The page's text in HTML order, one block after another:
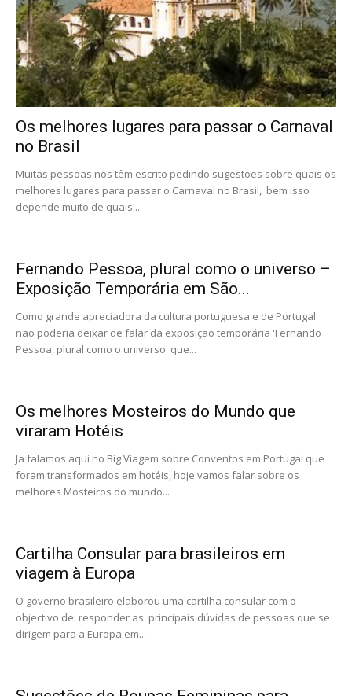
Os melhores lugares para passar o Carnaval
no Brasil
Muitas pessoas nos têm escrito pedindo sugestões sobre quais os
melhores lugares para passar o Carnaval no Brasil, bem isso
depende muito de quais...
Fernando Pessoa, plural como o universo –
Exposição Temporária em São...
Como grande apreciadora da cultura portuguesa e de Portugal
não poderia deixar de falar da exposição temporária 'Fernando
Pessoa, plural como o universo' que...
Os melhores Mosteiros do Mundo que
viraram Hotéis
Ja falamos aqui no Big Viagem sobre Conventos em Portugal que
foram transformados em hotéis, hoje vamos falar sobre os
melhores Mosteiros do mundo...
Cartilha Consular para brasileiros em
viagem à Europa
O governo brasileiro elaborou uma cartilha consular com o
objectivo de responder as principais dúvidas de pessoas que se
dirigem para a Europa em...